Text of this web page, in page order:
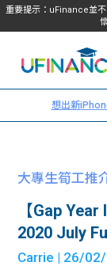
重要提示：uFinance並
想出新
大專生筍工推
【Gap
2020 July
Carrie | 26/